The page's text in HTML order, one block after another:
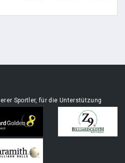
Sportler, für die Unterstützung